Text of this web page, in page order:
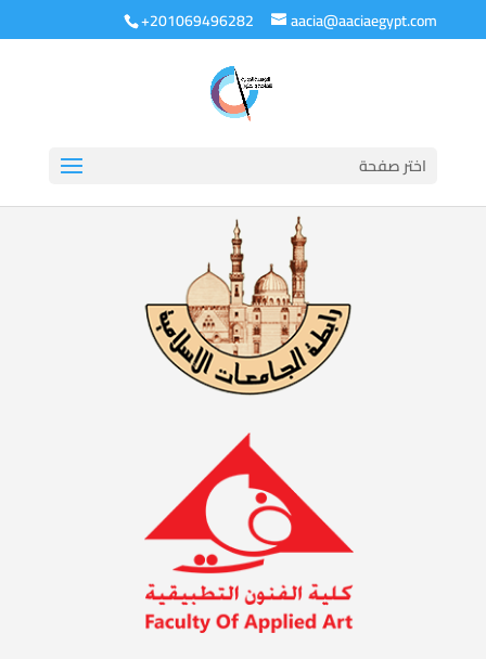
+201069496282 aacia@aaciaegypt.com
اختر صفحة